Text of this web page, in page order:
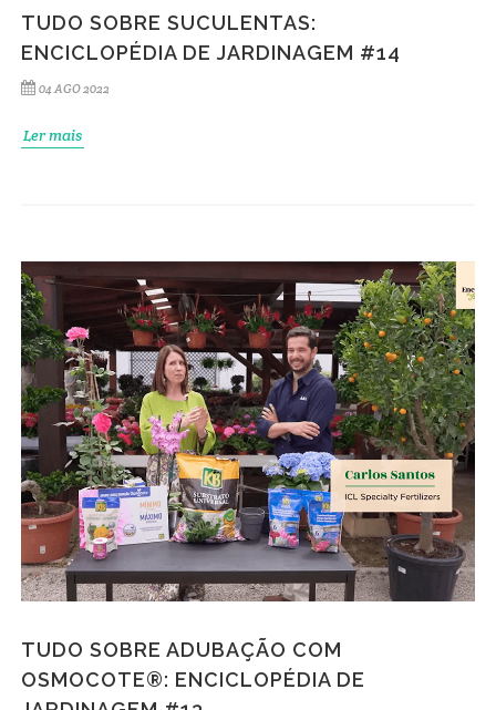
TUDO SOBRE SUCULENTAS:
ENCICLOPÉDIA DE JARDINAGEM #14
04 AGO 2022
Ler mais
TUDO SOBRE ADUBAÇÃO COM
OSMOCOTE®: ENCICLOPÉDIA DE